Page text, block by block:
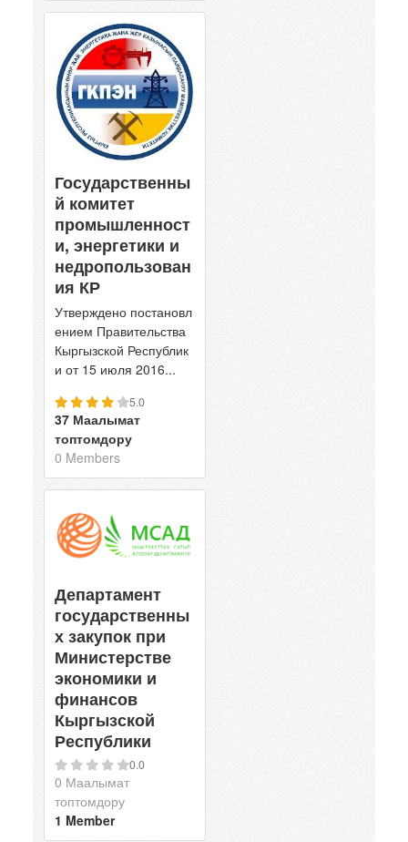
Государственны
й комитет
промышленност
и, энергетики и
недропользован
ия КР
Утверждено постановл
ением Правительства
Кыргызской Республик
и от 15 июля 2016...
5.0
37 Маалымат
топтомдору
0 Members
Департамент
государственны
х закупок при
Министерстве
экономики и
финансов
Кыргызской
Республики
0.0
0 Маалымат
топтомдору
1 Member